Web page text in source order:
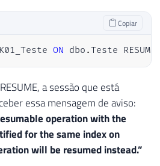
Copiar
ON dbo .Teste RESUME
a sessão que está
essa mensagem de aviso:
operation with the
for the same index on
will be resumed instead.”